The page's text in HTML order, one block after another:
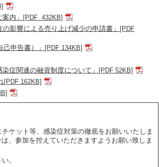
内」 [PDF 432KB]
影響による売り上げ減少の申請書」
[PDF
申告書）」 [PDF 134KB]
症関連の融資制度について」 [PDF 52KB]
[PDF 162KB]
ケット等、感染症対策の徹底をお願いいたしま
、参加を控えていただきますようお願い致しま
。